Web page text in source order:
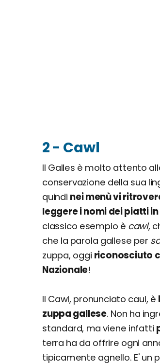
2 - Cawl
Il Galles è molto attento
conservazione della sua
quindi nei menù vi
leggere i nomi dei piatti
classico esempio è cawl,
che la parola gallese per
zuppa, oggi riconosciuto
Nazionale!
Il Cawl, pronunciato caul, è
zuppa gallese. Non ha
standard, ma viene infatti
terra ha da offrire ogni
tipicamente agnello. E' un